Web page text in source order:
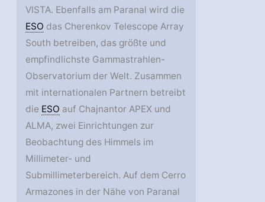
VISTA. Ebenfalls am Paranal wird die
ESO das Cherenkov Telescope Array
South betreiben, das größte und
empfindlichste Gammastrahlen-
Observatorium der Welt. Zusammen
mit internationalen Partnern betreibt
die ESO auf Chajnantor APEX und
ALMA, zwei Einrichtungen zur
Beobachtung des Himmels im
Millimeter- und
Submillimeterbereich. Auf dem Cerro
Armazones in der Nähe von Paranal